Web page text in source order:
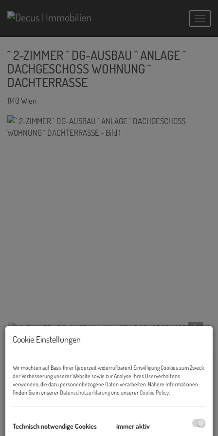
^ 2-ZIMMER ^ DG-AUSBAU ^ ANLAGE ^
DACHGESCHOSS WOHNUNG ^
DACHTERRASSE
1140 Wien
Beschreibung
JUGENDSTIL IN BELIEBTER WOHNLAGE - "TIEFENDORFER4"
Wohnungen stehen zum Verkauf!
Cookie Einstellungen
Wir möchten auf Basis Ihrer (jederzeit widerrufbaren) Einwilligung Cookies zum Zweck
der Verbesserung unserer Website sowie zur Analyse Ihres Userverhaltens
verwenden, die dazu personenbezogene Daten verarbeiten. Nähere Informationen
finden Sie in unserer Datenschutzerklärungund unsererCookie Policy
Technisch notwendige Cookies immer aktiv